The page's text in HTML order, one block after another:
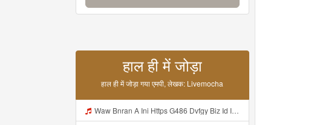
हाल ही में जोड़ा
हाल ही में जोड़ा गया एमपी, लेखक: Livemocha
Waw Bnran A Ini Https G486 Dvfgy Biz Id Ini Kah ᅠ ᅠ ᅠ ᅠ ᅠ ᅠ ᅠ ᅠ ᅠ ᅠ ᅠ ᅠ ᅠ ᅠ ᅠ ᅠ ᅠ ᅠ ᅠ ᅠ ᅠ ᅠ ᅠ ᅠ ᅠ ᅠ ᅠ ᅠ ᅠ ᅠ ᅠ ᅠ ᅠ ᅠ ᅠ ᅠ ᅠ ᅠ ᅠ ᅠ ᅠ ᅠ ᅠ ᅠ ᅠ ᅠ ᅠ ᅠ ᅠ ᅠ ᅠ ᅠ ᅠ ᅠ ᅠ ᅠ ᅠ ᅠ ᅠ ᅠ ᅠ ᅠ ᅠ ᅠ ᅠ ᅠ Mp3